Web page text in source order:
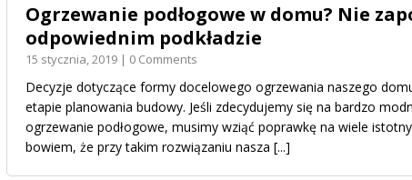
Ogrzewanie podłogowe w domu? Nie
odpowiednim podkładzie
15 stycznia, 2019 | 0 Comments
Decyzje dotyczące formy docelowego ogrzewania naszego
etapie planowania budowy. Jeśli zdecydujemy się na bardzo
ogrzewanie podłogowe, musimy wziąć poprawkę na wiele
bowiem, że przy takim rozwiązaniu nasza [...]